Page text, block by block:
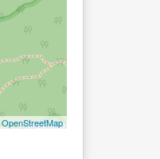
OpenStreetMap